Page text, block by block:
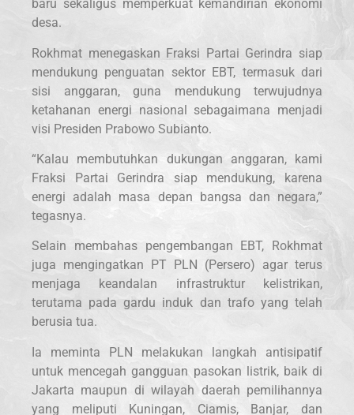
baru sekaligus memperkuat kemandirian ekonomi
desa.
Rokhmat menegaskan Fraksi Partai Gerindra siap
mendukung penguatan sektor EBT, termasuk dari
sisi anggaran, guna mendukung terwujudnya
ketahanan energi nasional sebagaimana menjadi
visi Presiden Prabowo Subianto.
“Kalau membutuhkan dukungan anggaran, kami
Fraksi Partai Gerindra siap mendukung, karena
energi adalah masa depan bangsa dan negara,”
tegasnya.
Selain membahas pengembangan EBT, Rokhmat
juga mengingatkan PT PLN (Persero) agar terus
menjaga keandalan infrastruktur kelistrikan,
terutama pada gardu induk dan trafo yang telah
berusia tua.
Ia meminta PLN melakukan langkah antisipatif
untuk mencegah gangguan pasokan listrik, baik di
Jakarta maupun di wilayah daerah pemilihannya
yang meliputi Kuningan, Ciamis, Banjar, dan